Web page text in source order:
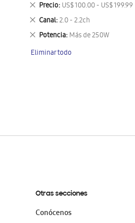
artículo
Precio US$ 100.00 - US$ 199.99
Eliminar
este
artículo
Canal 2.0 - 2.2ch
Eliminar
este
artículo
Potencia Más de 250W
Eliminar
artículo
Eliminar todo
Otras secciones
Conócenos